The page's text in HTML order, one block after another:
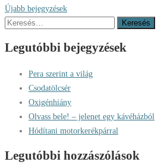
Bejegyzés
navigáció
Újabb bejegyzések
Keresés:
Legutóbbi bejegyzések
Pera szerint a világ
Csodatölcsér
Oxigénhiány
Olvass bele! – jelenet egy kávéházból
Hódítani motorkerékpárral
Legutóbbi hozzászólások